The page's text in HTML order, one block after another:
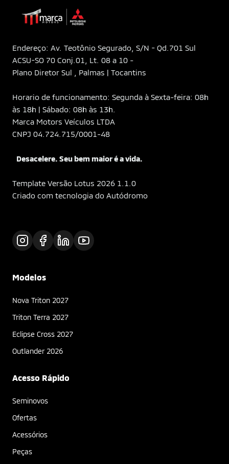
Endereço: Av. Teotônio Segurado, S/N - Qd.701 Sul
ACSU-SO 70 Conj.01, Lt. 08 a 10 -
Plano Diretor Sul , Palmas | Tocantins
Horario de funcionamento: Segunda à Sexta-feira: 08h
às 18h | Sábado: 08h às 13h.
Marca Motors Veículos LTDA
CNPJ 04.724.715/0001-48
Desacelere. Seu bem maior é a vida.
Template Versão Lotus 2026 1.1.0
Criado com tecnologia do Autódromo
Modelos
Nova Triton 2027
Triton Terra 2027
Eclipse Cross 2027
Outlander 2026
Acesso Rápido
Seminovos
Ofertas
Acessórios
Peças